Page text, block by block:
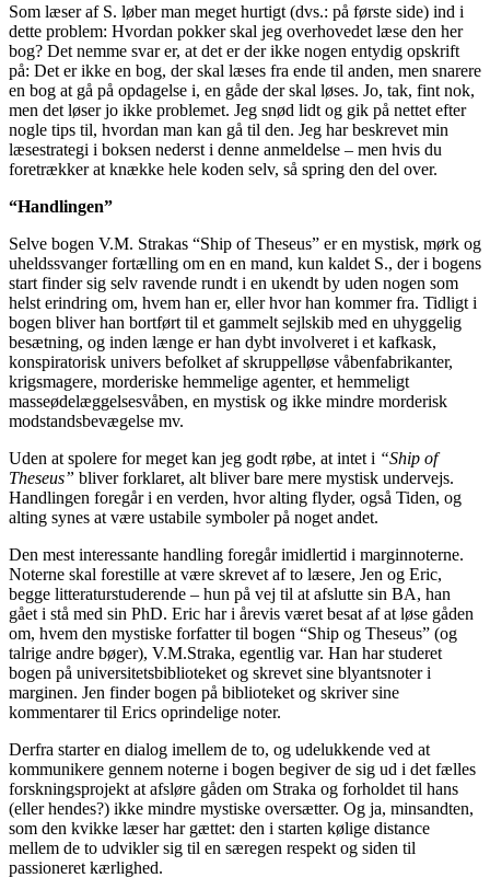
Som læser af S. løber man meget hurtigt (dvs.: på første side) ind i
dette problem: Hvordan pokker skal jeg overhovedet læse den her
bog? Det nemme svar er, at det er der ikke nogen entydig opskrift
på: Det er ikke en bog, der skal læses fra ende til anden, men snarere
en bog at gå på opdagelse i, en gåde der skal løses. Jo, tak, fint nok,
men det løser jo ikke problemet. Jeg snød lidt og gik på nettet efter
nogle tips til, hvordan man kan gå til den. Jeg har beskrevet min
læsestrategi i boksen nederst i denne anmeldelse – men hvis du
foretrækker at knække hele koden selv, så spring den del over.
“Handlingen”
Selve bogen V.M. Strakas “Ship of Theseus” er en mystisk, mørk og
uheldssvanger fortælling om en en mand, kun kaldet S., der i bogens
start finder sig selv ravende rundt i en ukendt by uden nogen som
helst erindring om, hvem han er, eller hvor han kommer fra. Tidligt i
bogen bliver han bortført til et gammelt sejlskib med en uhyggelig
besætning, og inden længe er han dybt involveret i et kafkask,
konspiratorisk univers befolket af skruppelløse våbenfabrikanter,
krigsmagere, morderiske hemmelige agenter, et hemmeligt
masseødelæggelsesvåben, en mystisk og ikke mindre morderisk
modstandsbevægelse mv.
Uden at spolere for meget kan jeg godt røbe, at intet i “Ship of
Theseus” bliver forklaret, alt bliver bare mere mystisk undervejs.
Handlingen foregår i en verden, hvor alting flyder, også Tiden, og
alting synes at være ustabile symboler på noget andet.
Den mest interessante handling foregår imidlertid i marginnoterne.
Noterne skal forestille at være skrevet af to læsere, Jen og Eric,
begge litteraturstuderende – hun på vej til at afslutte sin BA, han
gået i stå med sin PhD. Eric har i årevis været besat af at løse gåden
om, hvem den mystiske forfatter til bogen “Ship og Theseus” (og
talrige andre bøger), V.M.Straka, egentlig var. Han har studeret
bogen på universitetsbiblioteket og skrevet sine blyantsnoter i
marginen. Jen finder bogen på biblioteket og skriver sine
kommentarer til Erics oprindelige noter.
Derfra starter en dialog imellem de to, og udelukkende ved at
kommunikere gennem noterne i bogen begiver de sig ud i det fælles
forskningsprojekt at afsløre gåden om Straka og forholdet til hans
(eller hendes?) ikke mindre mystiske oversætter. Og ja, minsandten,
som den kvikke læser har gættet: den i starten kølige distance
mellem de to udvikler sig til en særegen respekt og siden til
passioneret kærlighed.